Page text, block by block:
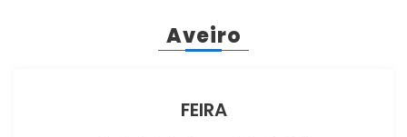
Aveiro
FEIRA